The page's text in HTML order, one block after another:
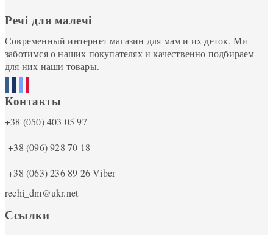
Речі для малечі
Современный интернет магазин для мам и их деток. Ми
заботимся о наших покупателях и качественно подбираем
для них наши товары.
Контакты
+38 (050) 403 05 97
+38 (096) 928 70 18
+38 (063) 236 89 26Viber
rechi_dm@ukr.net
Ссылки